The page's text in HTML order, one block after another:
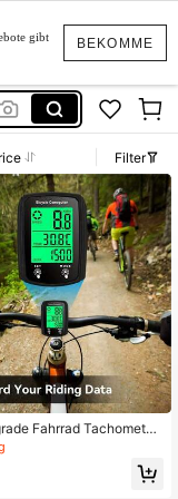
BEKOMME
gibt
Filter
Fahrrad Tachometer
Fahrradcomputer
Distanz, geeig
Enthusiasten und O